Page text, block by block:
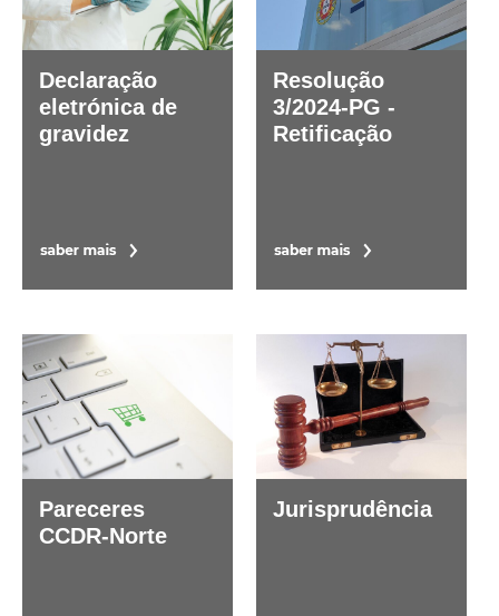
Declaração
eletrónica de
gravidez
Resolução
3/2024-PG -
Retificação
Pareceres
CCDR-Norte
Jurisprudência